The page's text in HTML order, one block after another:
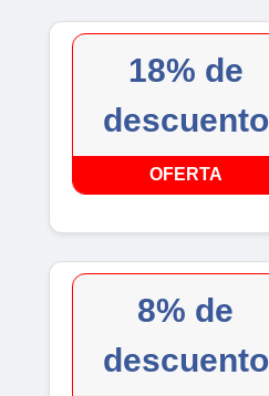
18% de
descuento
OFERTA
8% de
descuento